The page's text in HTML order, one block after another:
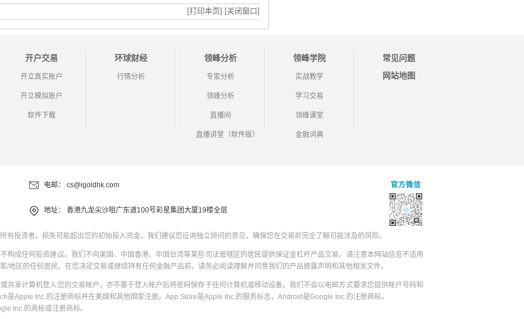
[打印本页] [关闭窗口]
开户交易
开立真实账户
开立模拟账户
软件下载
环球财经
行情分析
领峰分析
专家分析
领峰分析
直播间
直播讲堂（软件版）
领峰学院
实战教学
学习交易
领峰课堂
金融词典
常见问题
网站地图
电邮： cs@igoldhk.com
地址： 香港九龙尖沙咀广东道100号彩星集团大厦19楼全层
官方微信
有投资者。损失可能超出您的初始投入资金。我们建议您征询独立顾问的意见，确保您在交易前完全了解可能涉及的风险。
构成任何投资建议。我们不向美国、中国香港、中国台湾等某些司法管辖区的居民提供保证金杠杆产品交易。请注意本网站信息不适用
/地区的任何居民。在您决定交易或继续持有任何金融产品前，请务必阅读理解并同意我们的产品披露声明和其他相关文件。
共享计算机登入您的交易帐户，亦不要于登入帐户后将密码保存于任何计算机或移动设备。我们不会以电邮方式要求您提供帐户号码和
是Apple Inc.的注册商标并在美国和其他国家注册。App Store是Apple Inc.的服务标志，Android是Google Inc.的注册商标。
Inc.的商标或注册商标。